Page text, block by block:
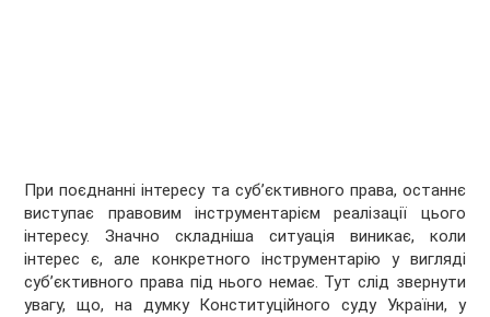
При поєднанні інтересу та суб’єктивного права, останнє
виступає правовим інструментарієм реалізації цього
інтересу. Значно складніша ситуація виникає, коли
інтерес є, але конкретного інструментарію у вигляді
суб’єктивного права під нього немає. Тут слід звернути
увагу, що, на думку Конституційного суду України, у